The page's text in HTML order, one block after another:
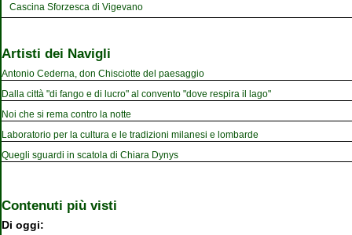
Cascina Sforzesca di Vigevano
Artisti dei Navigli
Antonio Cederna, don Chisciotte del paesaggio
Dalla città "di fango e di lucro" al convento "dove respira il lago"
Noi che si rema contro la notte
Laboratorio per la cultura e le tradizioni milanesi e lombarde
Quegli sguardi in scatola di Chiara Dynys
Contenuti più visti
Di oggi: